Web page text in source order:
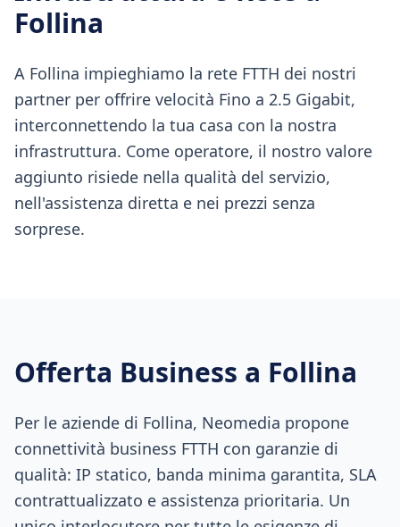
Follina
A Follina impieghiamo la rete FTTH dei nostri
partner per offrire velocità Fino a 2.5 Gigabit,
interconnettendo la tua casa con la nostra
infrastruttura. Come operatore, il nostro valore
aggiunto risiede nella qualità del servizio,
nell'assistenza diretta e nei prezzi senza
sorprese.
Offerta Business a Follina
Per le aziende di Follina, Neomedia propone
connettività business FTTH con garanzie di
qualità: IP statico, banda minima garantita, SLA
contrattualizzato e assistenza prioritaria. Un